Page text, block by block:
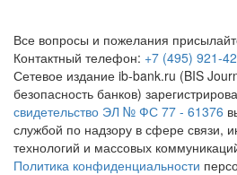
Все вопросы и пожелания
Контактный телефон: +7 (495) 921-
Сетевое издание ib-bank.ru (BIS
безопасность банков)
свидетельство ЭЛ № ФС 77 - 61376
службой по надзору в сфере связи,
технологий и массовых
Политика конфиденциальности